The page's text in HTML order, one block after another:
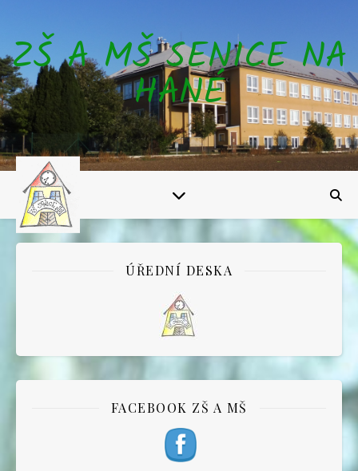
ZŠ A MŠ SENICE NA
HANÉ
ÚŘEDNÍ DESKA
FACEBOOK ZŠ A MŠ